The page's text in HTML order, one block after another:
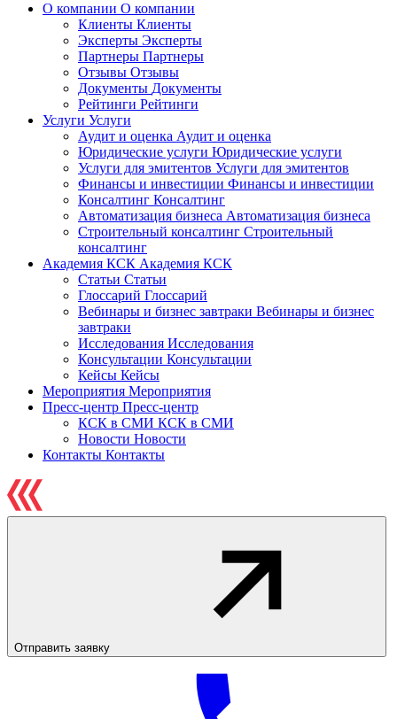
О компании О компании
Клиенты Клиенты
Эксперты Эксперты
Партнеры Партнеры
Отзывы Отзывы
Документы Документы
Рейтинги Рейтинги
Услуги Услуги
Аудит и оценка Аудит и оценка
Юридические услуги Юридические услуги
Услуги для эмитентов Услуги для эмитентов
Финансы и инвестиции Финансы и инвестиции
Консалтинг Консалтинг
Автоматизация бизнеса Автоматизация бизнеса
Строительный консалтинг Строительный
консалтинг
Академия КСК Академия КСК
Статьи Статьи
Глоссарий Глоссарий
Вебинары и бизнес завтраки Вебинары и бизнес
завтраки
Исследования Исследования
Консультации Консультации
Кейсы Кейсы
Мероприятия Мероприятия
Пресс-центр Пресс-центр
КСК в СМИ КСК в СМИ
Новости Новости
Контакты Контакты
Отправить заявку